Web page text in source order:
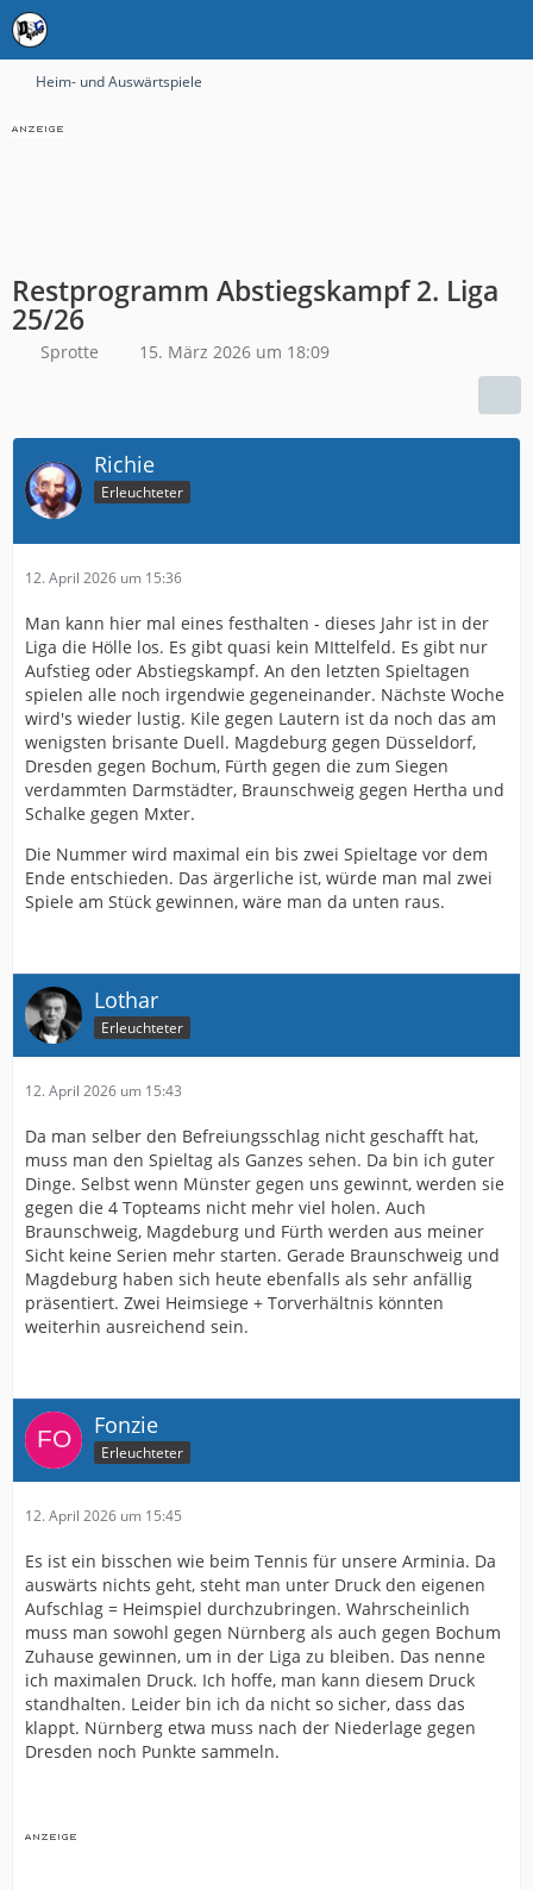
Heim- und Auswärtspiele
Restprogramm Abstiegskampf 2. Liga
25/26
Sprotte 15. März 2026 um 18:09
Richie
Erleuchteter
12. April 2026 um 15:36
Man kann hier mal eines festhalten - dieses Jahr ist in der
Liga die Hölle los. Es gibt quasi kein MIttelfeld. Es gibt nur
Aufstieg oder Abstiegskampf. An den letzten Spieltagen
spielen alle noch irgendwie gegeneinander. Nächste Woche
wird's wieder lustig. Kile gegen Lautern ist da noch das am
wenigsten brisante Duell. Magdeburg gegen Düsseldorf,
Dresden gegen Bochum, Fürth gegen die zum Siegen
verdammten Darmstädter, Braunschweig gegen Hertha und
Schalke gegen Mxter.
Die Nummer wird maximal ein bis zwei Spieltage vor dem
Ende entschieden. Das ärgerliche ist, würde man mal zwei
Spiele am Stück gewinnen, wäre man da unten raus.
Lothar
Erleuchteter
12. April 2026 um 15:43
Da man selber den Befreiungsschlag nicht geschafft hat,
muss man den Spieltag als Ganzes sehen. Da bin ich guter
Dinge. Selbst wenn Münster gegen uns gewinnt, werden sie
gegen die 4 Topteams nicht mehr viel holen. Auch
Braunschweig, Magdeburg und Fürth werden aus meiner
Sicht keine Serien mehr starten. Gerade Braunschweig und
Magdeburg haben sich heute ebenfalls als sehr anfällig
präsentiert. Zwei Heimsiege + Torverhältnis könnten
weiterhin ausreichend sein.
Fonzie
Erleuchteter
12. April 2026 um 15:45
Es ist ein bisschen wie beim Tennis für unsere Arminia. Da
auswärts nichts geht, steht man unter Druck den eigenen
Aufschlag = Heimspiel durchzubringen. Wahrscheinlich
muss man sowohl gegen Nürnberg als auch gegen Bochum
Zuhause gewinnen, um in der Liga zu bleiben. Das nenne
ich maximalen Druck. Ich hoffe, man kann diesem Druck
standhalten. Leider bin ich da nicht so sicher, dass das
klappt. Nürnberg etwa muss nach der Niederlage gegen
Dresden noch Punkte sammeln.